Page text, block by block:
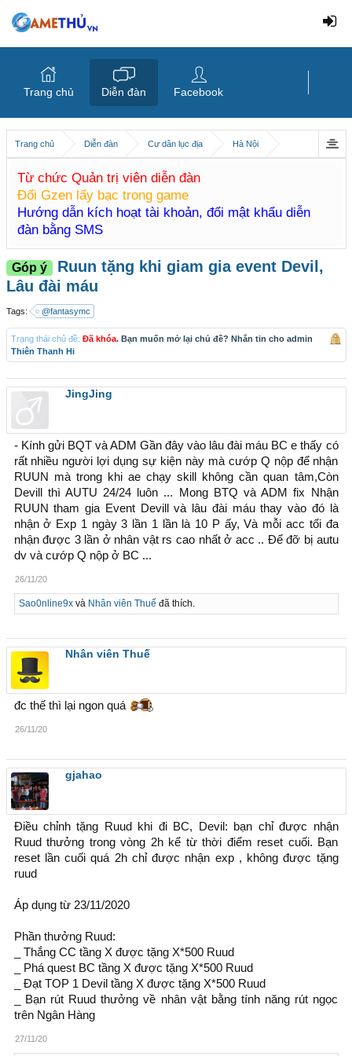
Trang chủ Diễn đàn Cư dân lục địa Hà Nội
Từ chức Quản trị viên diễn đàn
Đổi Gzen lấy bạc trong game
Hướng dẫn kích hoạt tài khoản, đổi mật khẩu diễn
đàn bằng SMS
Góp ý Ruun tặng khi giam gia event Devil,
Lâu đài máu
Tags: @fantasymc
Trạng thái chủ đề: Đã khóa. Bạn muốn mở lại chủ đề? Nhắn tin cho admin
Thiên Thanh Hi
JingJing
- Kính gửi BQT và ADM Gần đây vào lâu đài máu BC e thấy có
rất nhiều người lợi dụng sự kiện này mà cướp Q nộp để nhận
RUUN mà trong khi ae chạy skill không cần quan tâm,Còn
Devill thì AUTU 24/24 luôn ... Mong BTQ và ADM fix Nhận
RUUN tham gia Event Devill và lâu đài máu thay vào đó là
nhận ở Exp 1 ngày 3 lần 1 lần là 10 P ấy, Và mỗi acc tối đa
nhận được 3 lần ở nhân vật rs cao nhất ở acc .. Để đỡ bị autu
dv và cướp Q nộp ở BC ...
26/11/20
Sao0nline9xvà Nhân viên Thuế đã thích.
Nhân viên Thuế
đc thế thì lại ngon quá
26/11/20
gjahao
Điều chỉnh tặng Ruud khi đi BC, Devil: bạn chỉ được nhận
Ruud thưởng trong vòng 2h kể từ thời điểm reset cuối. Bạn
reset lần cuối quá 2h chỉ được nhận exp , không được tặng
ruud
Áp dụng từ 23/11/2020
Phần thưởng Ruud:
_ Thắng CC tầng X được tặng X*500 Ruud
_ Phá quest BC tầng X được tặng X*500 Ruud
_ Đạt TOP 1 Devil tầng X được tặng X*500 Ruud
_ Bạn rút Ruud thưởng về nhân vật bằng tính năng rút ngọc
trên Ngân Hàng
27/11/20
Trang chủ Diễn đàn Facebook